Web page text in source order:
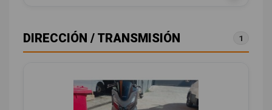
DIRECCIÓN / TRANSMISIÓN 1